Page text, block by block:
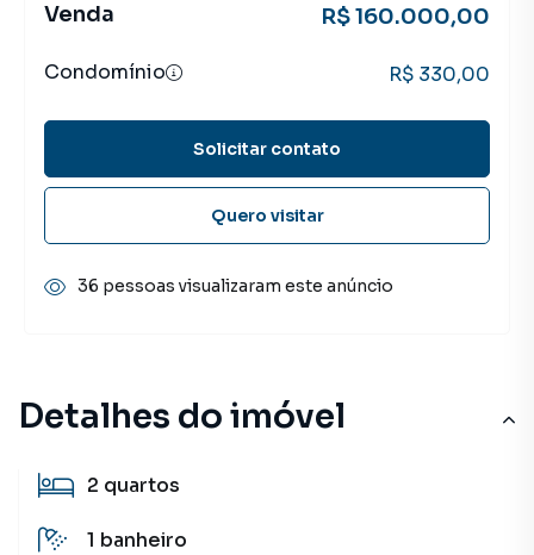
Detalhes do imóvel
2 quartos
1 banheiro
Venda R$ 160.000,00
Condomínio R$ 330,00
Solicitar contato
Quero visitar
36 pessoas visualizaram este anúncio